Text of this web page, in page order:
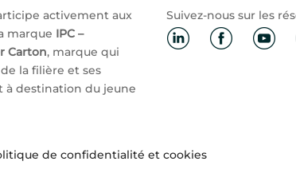
activement aux
marque IPC –
Carton, marque qui
la filière et ses
à destination du jeune
Suivez-nous sur les
de confidentialité et cookies